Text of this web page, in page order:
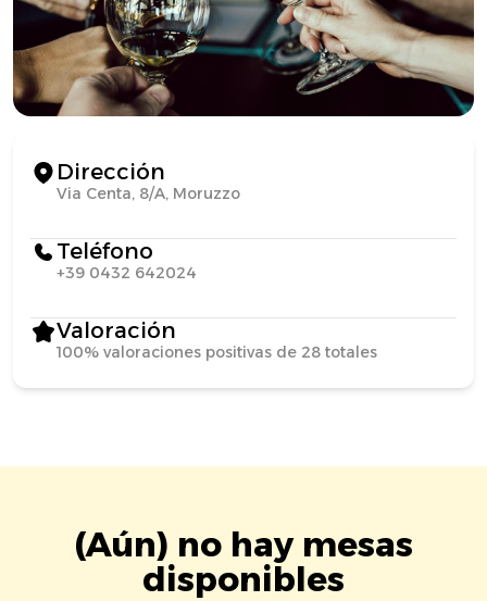
Dirección
Via Centa, 8/A, Moruzzo
Teléfono
+39 0432 642024
Valoración
100% valoraciones positivas de 28 totales
(Aún) no hay mesas
disponibles